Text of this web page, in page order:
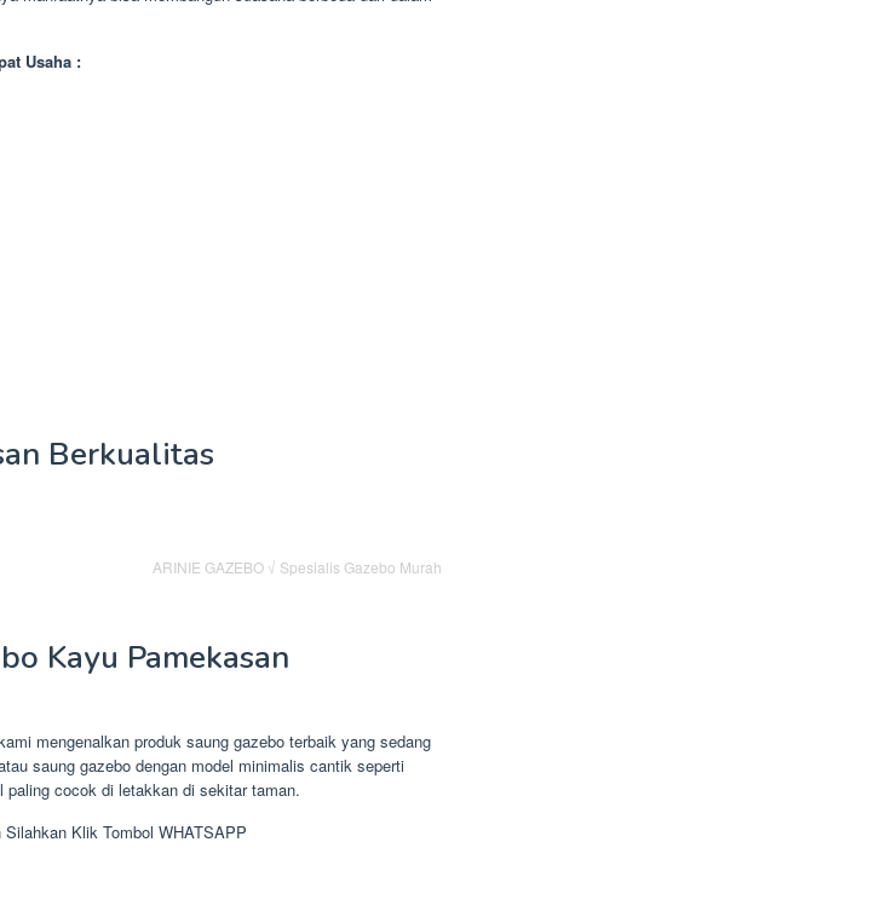
Usaha :
Berkualitas
ARINIE GAZEBO √ Spesialis Gazebo Murah
Kayu Pamekasan
mengenalkan produk saung gazebo terbaik yang sedang
saung gazebo dengan model minimalis cantik seperti
cocok di letakkan di sekitar taman.
Silahkan Klik Tombol WHATSAPP